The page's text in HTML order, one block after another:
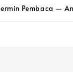
Pembaca —